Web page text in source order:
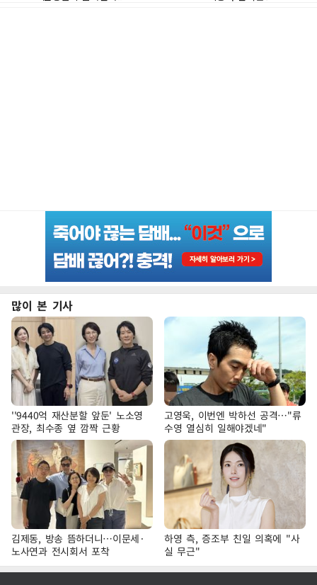
많이 본 기사
''9440억 재산분할 앞둔' 노소영
관장, 최수종 옆 깜짝 근황
고영욱, 이번엔 박하선 공격…"류
수영 열심히 일해야겠네"
김제동, 방송 뜸하더니…이문세·
노사연과 전시회서 포착
하영 측, 증조부 친일 의혹에 "사
실 무근"